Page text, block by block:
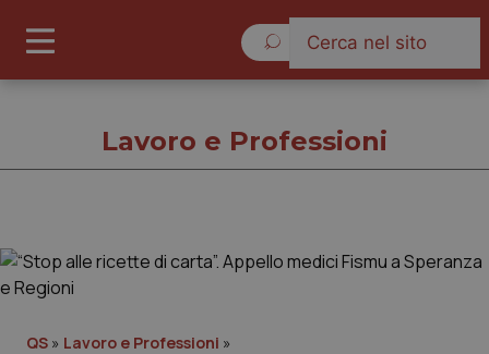
Lavoro e Professioni
QS » Lavoro e Professioni »